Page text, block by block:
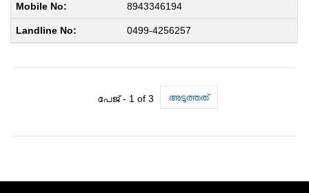
8943346194
0499-4256257
പേജ് - 1 of 3 അടുത്തത്